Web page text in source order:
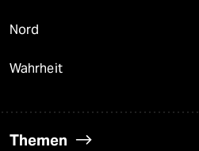
Nord
Wahrheit
Themen